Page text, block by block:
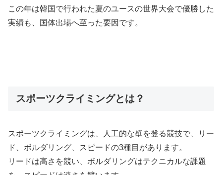
この年は韓国で行われた夏のユースの世界大会で優勝した
実績も、国体出場へ至った要因です。
スポーツクライミングとは？
スポーツクライミングは、人工的な壁を登る競技で、リー
ド、ボルダリング、スピードの3種目があります。
リードは高さを競い、ボルダリングはテクニカルな課題